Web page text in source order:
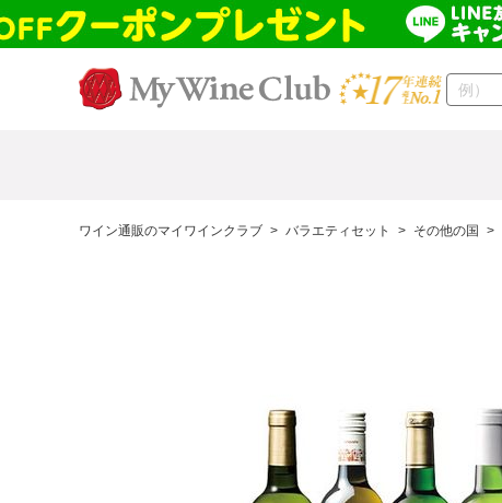
ワイン通販のマイワインクラブ > バラエティセット > その他の国 >